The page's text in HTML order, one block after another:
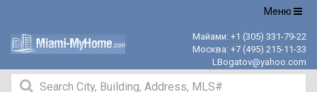
Открыть
Меню
Майами: +1 (305) 331-79-22
Москва: +7 (495) 215-11-33
LBogatov@yahoo.com